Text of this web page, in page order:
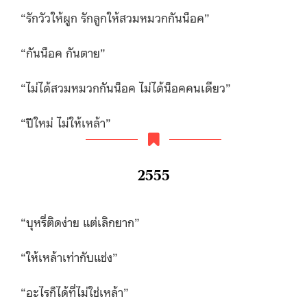
“รักวัวให้ผูก รักลูกให้สวมหมวกกันน็อค”
“กันน็อค กันตาย”
“ไม่ได้สวมหมวกกันน็อค ไม่ได้น็อคคนเดียว”
“ปีใหม่ ไม่ให้เหล้า”
2555
“บุหรี่ติดง่าย แต่เลิกยาก”
“ให้เหล้าเท่ากับแช่ง”
“อะไรก็ได้ที่ไม่ใช่เหล้า”